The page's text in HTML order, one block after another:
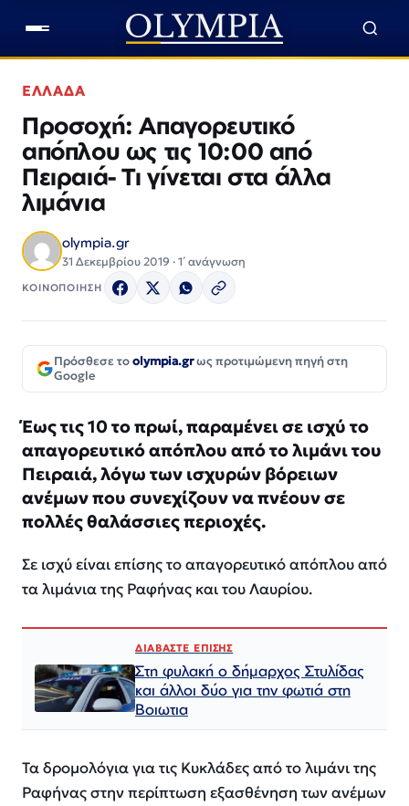
ΕΛΛΑΔΑ
Προσοχή: Απαγορευτικό
απόπλου ως τις 10:00 από
Πειραιά- Τι γίνεται στα άλλα
λιμάνια
olympia.gr
31 Δεκεμβρίου 2019 · 1΄ ανάγνωση
ΚΟΙΝΟΠΟΙΗΣΗ
Πρόσθεσε τοolympia.grως προτιμώμενη πηγή στη
Google
Έως τις 10 το πρωί, παραμένει σε ισχύ το
απαγορευτικό απόπλου από το λιμάνι του
Πειραιά, λόγω των ισχυρών βόρειων
ανέμων που συνεχίζουν να πνέουν σε
πολλές θαλάσσιες περιοχές.
Σε ισχύ είναι επίσης το απαγορευτικό απόπλου από
τα λιμάνια της Ραφήνας και του Λαυρίου.
ΔΙΑΒΑΣΤΕ ΕΠΙΣΗΣ
Στη φυλακή ο δήμαρχος Στυλίδας
και άλλοι δύο για την φωτιά στη
Βοιωτια
Τα δρομολόγια για τις Κυκλάδες από το λιμάνι της
Ραφήνας στην περίπτωση εξασθένηση των ανέμων